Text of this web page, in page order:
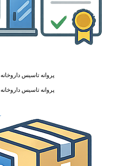
پروانه تاسیس داروخانه
پروانه تاسیس داروخانه